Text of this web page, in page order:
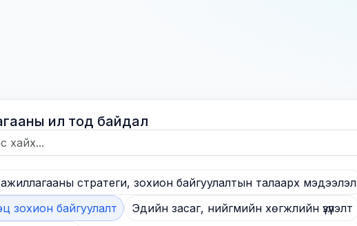
ил тод байдал
ажиллагааны стратеги, зохион байгуулалтын талаарх мэдээлэл
зохион байгуулалт
Эдийн засаг, нийгмийн хөгжлийн үзүүлэлт